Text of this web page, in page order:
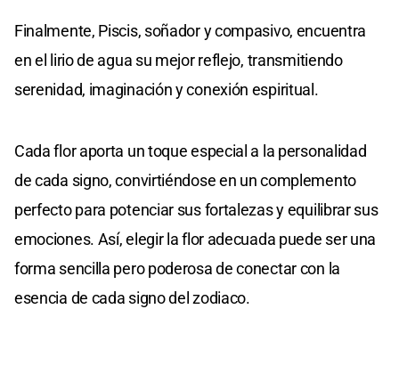
Finalmente, Piscis, soñador y compasivo, encuentra
en el lirio de agua su mejor reflejo, transmitiendo
serenidad, imaginación y conexión espiritual.
Cada flor aporta un toque especial a la personalidad
de cada signo, convirtiéndose en un complemento
perfecto para potenciar sus fortalezas y equilibrar sus
emociones. Así, elegir la flor adecuada puede ser una
forma sencilla pero poderosa de conectar con la
esencia de cada signo del zodiaco.